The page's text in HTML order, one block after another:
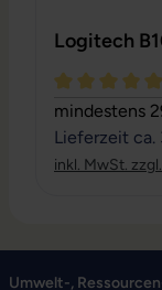
Logitech
mindestens
Lieferzeit ca.
inkl. MwSt.
Umwelt-,